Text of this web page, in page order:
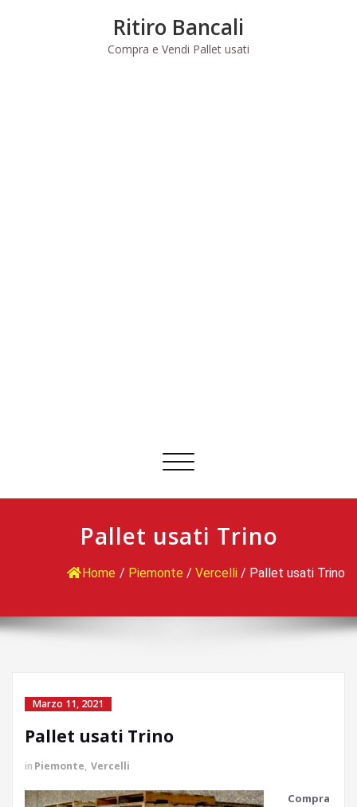
Ritiro Bancali
Compra e Vendi Pallet usati
Commuta
Pallet usati Trino
Home / Piemonte / Vercelli / Pallet usati Trino
Marzo 11, 2021
Pallet usati Trino
in Piemonte, Vercelli
Compra